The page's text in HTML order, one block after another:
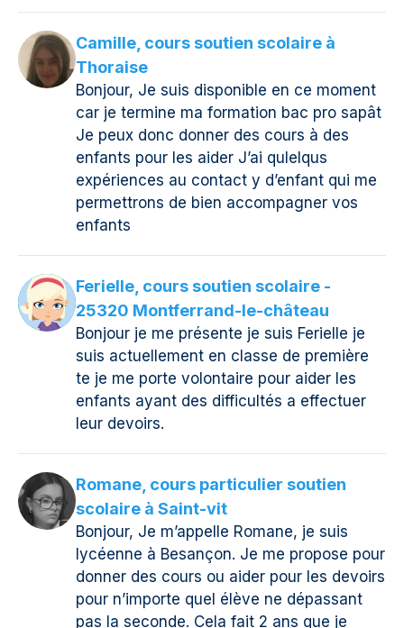
Camille, cours soutien scolaire à
Thoraise
Bonjour, Je suis disponible en ce moment
car je termine ma formation bac pro sapât
Je peux donc donner des cours à des
enfants pour les aider J’ai qulelqus
expériences au contact y d’enfant qui me
permettrons de bien accompagner vos
enfants
Ferielle, cours soutien scolaire -
25320 Montferrand-le-château
Bonjour je me présente je suis Ferielle je
suis actuellement en classe de première
te je me porte volontaire pour aider les
enfants ayant des difficultés a effectuer
leur devoirs.
Romane, cours particulier soutien
scolaire à Saint-vit
Bonjour, Je m’appelle Romane, je suis
lycéenne à Besançon. Je me propose pour
donner des cours ou aider pour les devoirs
pour n’importe quel élève ne dépassant
pas la seconde. Cela fait 2 ans que je